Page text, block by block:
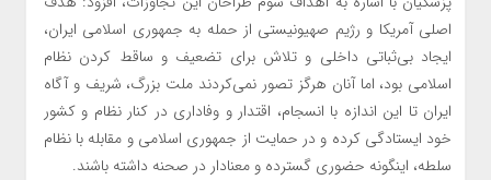
اصلی آمریکا و رژیم صهیونیستی از حمله به جمهوری اسلامی ایران،
ایجاد بی‌ثباتی داخلی و تلاش برای تضعیف و ساقط کردن نظام
اسلامی بود، اما آنان هرگز تصور نمی‌کردند ملت بزرگ، شریف و آگاه
ایران تا این اندازه با انسجام، اقتدار و وفاداری در کنار نظام و کشور
خود ایستادگی کرده و در حمایت از جمهوری اسلامی و مقابله با نظام
سلطه، اینگونه حضوری گسترده و معنادار در صحنه داشته باشند.